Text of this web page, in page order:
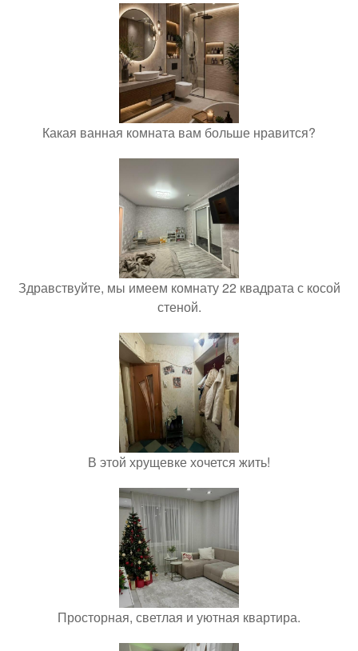
Какая ванная комната вам больше нравится?
Здравствуйте, мы имеем комнату 22 квадрата с косой
стеной.
В этой хрущевке хочется жить!
Просторная, светлая и уютная квартира.